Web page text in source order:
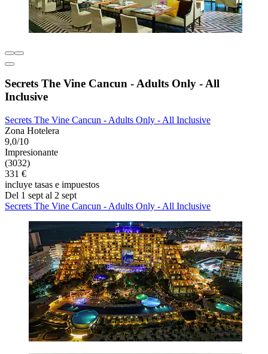
Secrets The Vine Cancun - Adults Only - All
Inclusive
Secrets The Vine Cancun - Adults Only - All Inclusive
Zona Hotelera
9,0/10
Impresionante
(3032)
331 €
incluye tasas e impuestos
Del 1 sept al 2 sept
Secrets The Vine Cancun - Adults Only - All Inclusive